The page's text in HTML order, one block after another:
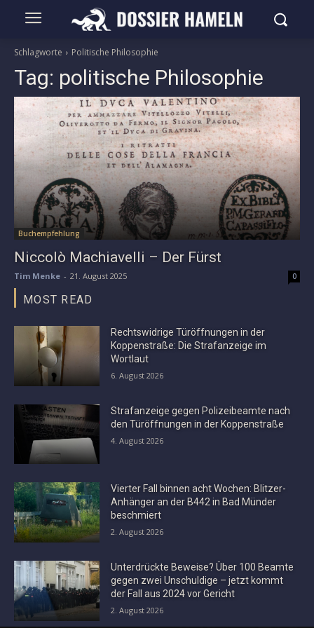
Schlagworte Politische Philosophie
Tag: politische Philosophie
Buchempfehlung
Niccolò Machiavelli – Der Fürst
Tim Menke - 21. August 2025 0
MOST READ
Rechtswidrige Türöffnungen in der
Koppenstraße: Die Strafanzeige im
Wortlaut
6. August 2026
Strafanzeige gegen Polizeibeamte nach
den Türöffnungen in der Koppenstraße
4. August 2026
Vierter Fall binnen acht Wochen: Blitzer-
Anhänger an der B442 in Bad Münder
beschmiert
2. August 2026
Unterdrückte Beweise? Über 100 Beamte
gegen zwei Unschuldige – jetzt kommt
der Fall aus 2024 vor Gericht
2. August 2026